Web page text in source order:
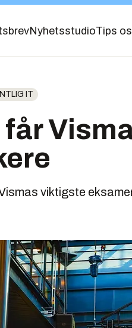
NyhetsstudioTips
IT
får
viktigste